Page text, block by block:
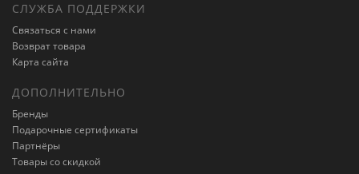
СЛУЖБА ПОДДЕРЖКИ
Связаться с нами
Возврат товара
Карта сайта
ДОПОЛНИТЕЛЬНО
Бренды
Подарочные сертификаты
Партнёры
Товары со скидкой